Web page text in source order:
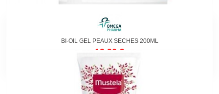
BI-OIL GEL PEAUX SECHES 200ML
19,90 €